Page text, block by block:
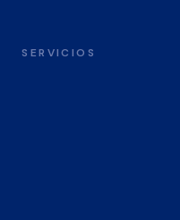
SERVICIOS